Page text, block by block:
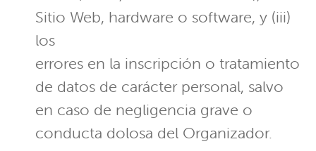
Sitio Web, hardware o software, y (iii)
los
errores en la inscripción o tratamiento
de datos de carácter personal, salvo
en caso de negligencia grave o
conducta dolosa del Organizador.